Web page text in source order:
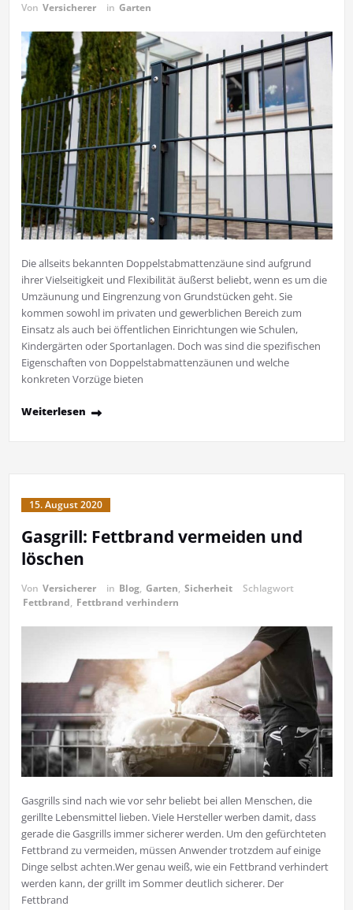
Von Versicherer in Garten
Die allseits bekannten Doppelstabmattenzäune sind aufgrund
ihrer Vielseitigkeit und Flexibilität äußerst beliebt, wenn es um die
Umzäunung und Eingrenzung von Grundstücken geht. Sie
kommen sowohl im privaten und gewerblichen Bereich zum
Einsatz als auch bei öffentlichen Einrichtungen wie Schulen,
Kindergärten oder Sportanlagen. Doch was sind die spezifischen
Eigenschaften von Doppelstabmattenzäunen und welche
konkreten Vorzüge bieten
Weiterlesen
15. August 2020
Gasgrill: Fettbrand vermeiden und
löschen
Von Versicherer in Blog, Garten, Sicherheit
Schlagwort
Fettbrand, Fettbrand verhindern
Gasgrills sind nach wie vor sehr beliebt bei allen Menschen, die
gerillte Lebensmittel lieben. Viele Hersteller werben damit, dass
gerade die Gasgrills immer sicherer werden. Um den gefürchteten
Fettbrand zu vermeiden, müssen Anwender trotzdem auf einige
Dinge selbst achten.Wer genau weiß, wie ein Fettbrand verhindert
werden kann, der grillt im Sommer deutlich sicherer. Der
Fettbrand